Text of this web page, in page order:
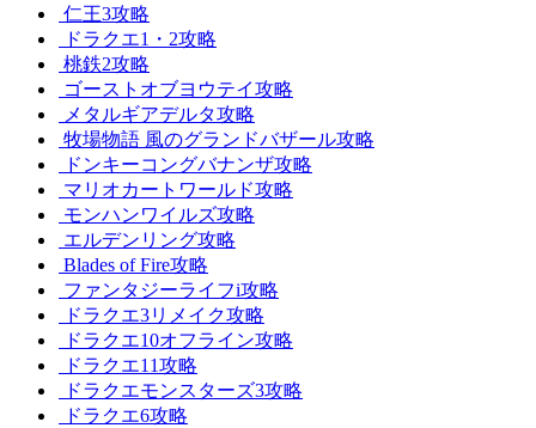
仁王3攻略
ドラクエ1・2攻略
桃鉄2攻略
ゴーストオブヨウテイ攻略
メタルギアデルタ攻略
牧場物語 風のグランドバザール攻略
ドンキーコングバナンザ攻略
マリオカートワールド攻略
モンハンワイルズ攻略
エルデンリング攻略
Blades of Fire攻略
ファンタジーライフi攻略
ドラクエ3リメイク攻略
ドラクエ10オフライン攻略
ドラクエ11攻略
ドラクエモンスターズ3攻略
ドラクエ6攻略